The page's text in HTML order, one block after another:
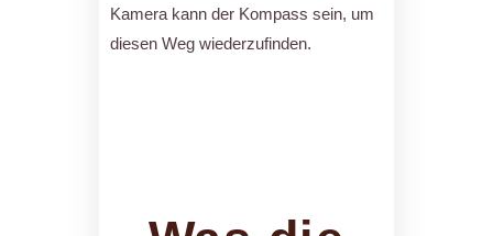
Kamera kann der Kompass sein, um
diesen Weg wiederzufinden.